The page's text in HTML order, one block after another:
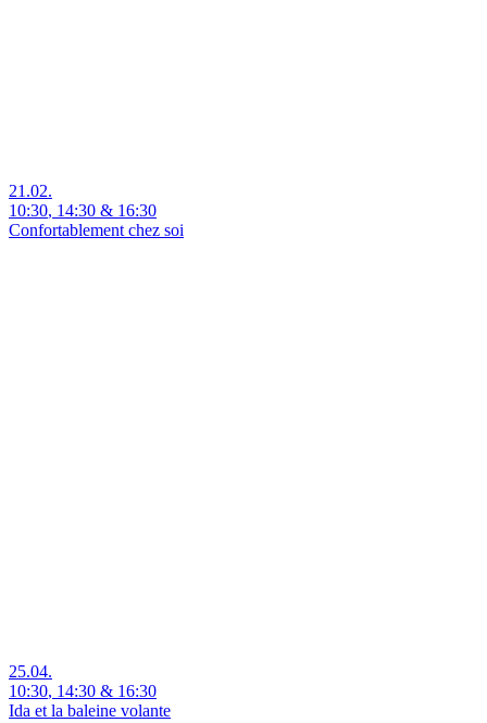
21.02.
10:30, 14:30 & 16:30
Confortablement chez soi
25.04.
10:30, 14:30 & 16:30
Ida et la baleine volante